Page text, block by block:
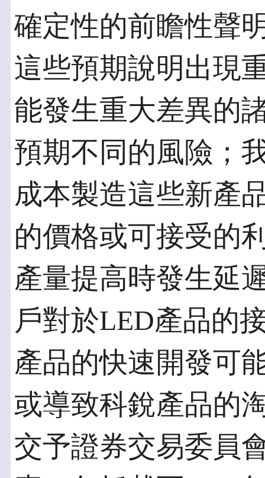
確定性的前瞻性聲
這些預期說明出現
能發生重大差異的
預期不同的風險；
成本製造這些新產
的價格或可接受的
產量提高時發生延
戶對於LED產品的
產品的快速開發可
或導致科銳產品的
交予證券交易委員